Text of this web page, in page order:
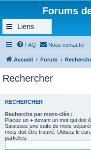
Forums
Liens
FAQ Nous contacter
Accueil Forum
Rechercher
RECHERCHER
Recherche par mots-clés :
Placez un + devant un mot qui doit
Saisissez une suite de mots
mots doit être trouvé. Utilisez le
partielles.